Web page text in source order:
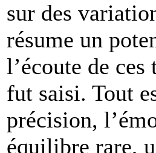
sur des
résume un
l’écoute de
fut saisi. Tout
précision,
équilibre rare,